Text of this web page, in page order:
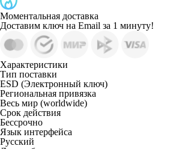
Моментальная доставка
Доставим ключ на Email за 1 минуту!
Характеристики
Тип поставки
ESD (Электронный ключ)
Региональная привязка
Весь мир (worldwide)
Срок действия
Бессрочно
Язык интерфейса
Русский